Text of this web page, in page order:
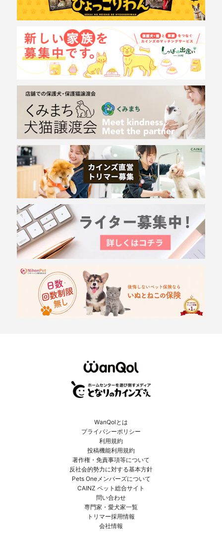
WanQolとは
プライバシーポリシー
利用規約
投稿機能利用規約
著作権・免責事項等について
反社会的勢力に対する基本方針
Pets Oneメンバーズについて
CAINZ ペット総合サイト
問い合わせ
専門家・愛犬家一覧
トリマー採用情報
会社情報